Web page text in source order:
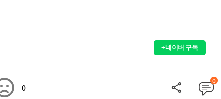
+네이버 구독
0
0